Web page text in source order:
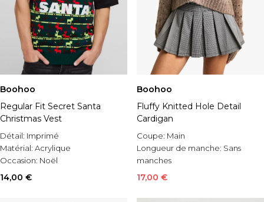
Boohoo
Regular Fit Secret Santa
Christmas Vest
Détail: Imprimé
Matérial: Acrylique
Occasion: Noël
14,00 €
Boohoo
Fluffy Knitted Hole Detail
Cardigan
Coupe: Main
Longueur de manche: Sans
manches
Matérial:
17,00 €